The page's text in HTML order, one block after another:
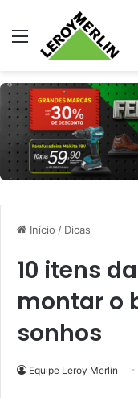
Menu
Início / Dicas
10 itens
montar o
sonhos
Equipe Leroy Merlin